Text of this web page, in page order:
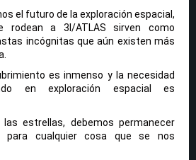
el futuro de la exploración espacial,
rodean a 3I/ATLAS sirven como
incógnitas que aún existen más
es inmenso y la necesidad
en exploración espacial es
estrellas, debemos permanecer
para cualquier cosa que se nos